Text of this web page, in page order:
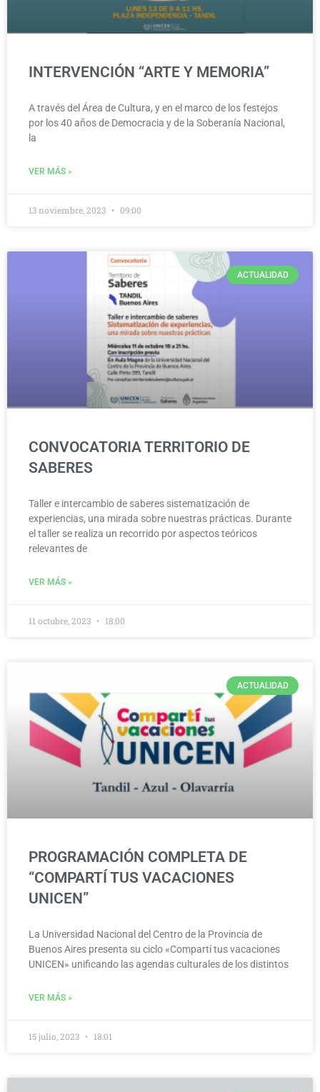
INTERVENCIÓN “ARTE Y MEMORIA”
A través del Área de Cultura, y en el marco de los festejos
por los 40 años de Democracia y de la Soberanía Nacional,
la
VER MÁS »
13 noviembre, 2023 09:00
ACTUALIDAD
CONVOCATORIA TERRITORIO DE
SABERES
Taller e intercambio de saberes sistematización de
experiencias, una mirada sobre nuestras prácticas. Durante
el taller se realiza un recorrido por aspectos teóricos
relevantes de
VER MÁS »
11 octubre, 2023 18:00
ACTUALIDAD
PROGRAMACIÓN COMPLETA DE
“COMPARTÍ TUS VACACIONES
UNICEN”
La Universidad Nacional del Centro de la Provincia de
Buenos Aires presenta su ciclo «Compartí tus vacaciones
UNICEN» unificando las agendas culturales de los distintos
VER MÁS »
15 julio, 2023 18:01